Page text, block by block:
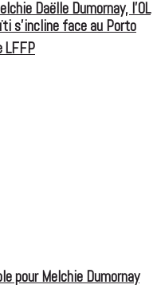
s’incline face au Porto
Daëlle Dumornay, l’OL
LFFP
pour Melchie Dumornay